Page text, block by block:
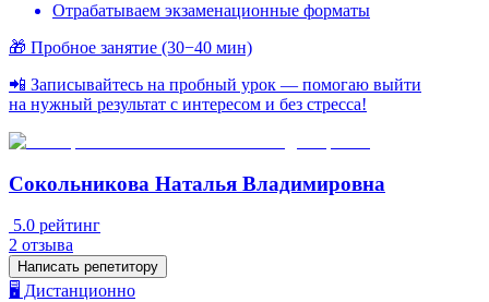
Отрабатываем экзаменационные форматы
🎁 Пробное занятие (30−40 мин)
📲 Записывайтесь на пробный урок — помогаю выйти
на нужный результат с интересом и без стресса!
Сокольникова Наталья Владимировна
5.0 рейтинг
2 отзыва
Написать репетитору
🖥️ Дистанционно